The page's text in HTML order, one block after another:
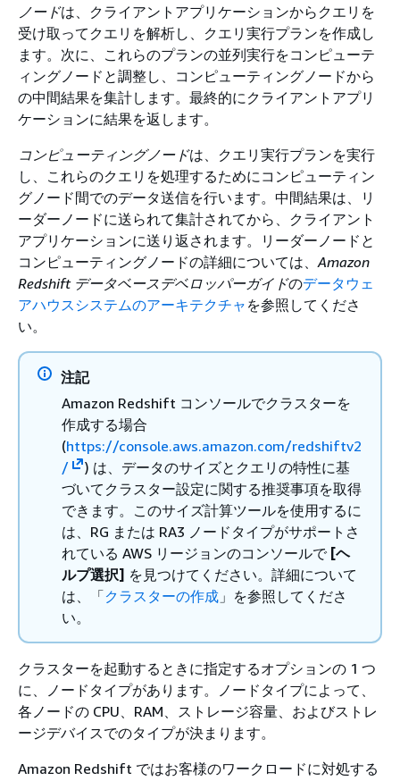
ノードは、クライアントアプリケーションからクエリを
受け取ってクエリを解析し、クエリ実行プランを作成し
ます。次に、これらのプランの並列実行をコンピューテ
ィングノードと調整し、コンピューティングノードから
の中間結果を集計します。最終的にクライアントアプリ
ケーションに結果を返します。
コンピューティングノードは、クエリ実行プランを実行
し、これらのクエリを処理するためにコンピューティン
グノード間でのデータ送信を行います。中間結果は、リ
ーダーノードに送られて集計されてから、クライアント
アプリケーションに送り返されます。リーダーノードと
コンピューティングノードの詳細については、 Amazon
Redshift データベースデベロッパーガイドのデータウェ
アハウスシステムのアーキテクチャ を参照してくださ
い。
注記
Amazon Redshift コンソールでクラスターを
作成する場合
(https://console.aws.amazon.com/redshiftv2
/
) は、データのサイズとクエリの特性に基
づいてクラスター設定に関する推奨事項を取得
できます。このサイズ計算ツールを使用するに
は、RG または RA3 ノードタイプがサポートさ
れている AWS リージョンのコンソールで [ヘ
ルプ選択] を見つけてください。詳細について
は、「クラスターの作成 」を参照してくださ
い。
クラスターを起動するときに指定するオプションの 1 つ
に、ノードタイプがあります。ノードタイプによって、
各ノードの CPU、RAM、ストレージ容量、およびストレ
ージデバイスでのタイプが決まります。
Amazon Redshift ではお客様のワークロードに対処する